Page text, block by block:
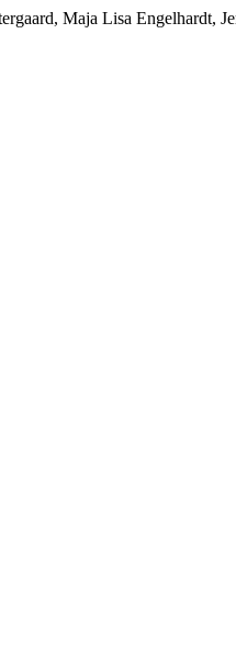
Maja Lisa Engelhardt,